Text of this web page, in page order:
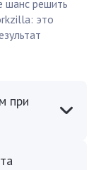
шанс решить
это
при